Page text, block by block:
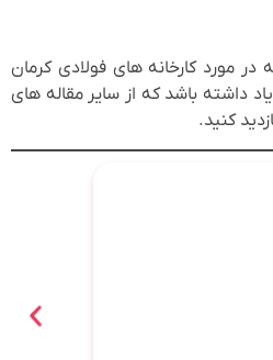
در مورد کارخانه های فولادی کرمان
داشته باشد که از سایر مقاله های
کنید.